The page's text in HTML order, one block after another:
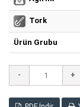
Tork
Ürün Grubu